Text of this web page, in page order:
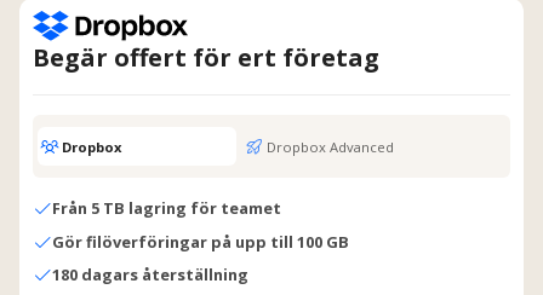
Begär offert för ert företag
Dropbox Dropbox Advanced
Från 5 TB lagring för teamet
Gör filöverföringar på upp till 100 GB
180 dagars återställning